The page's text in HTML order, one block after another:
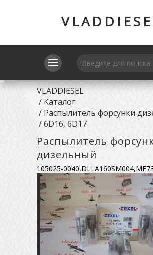
VLADDIESEL
/ Каталог
/ Распылитель форсунки
/6D16, 6D17
Распылитель
дизельный